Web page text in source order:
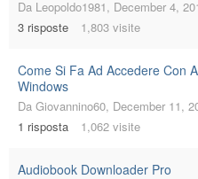
Da Leopoldo1981, December 4,
3 risposte 1,803 visite
Come Si Fa Ad Accedere Con
Windows
Da Giovannino60, December 11,
1 risposta 1,062 visite
Audiobook Downloader Pro